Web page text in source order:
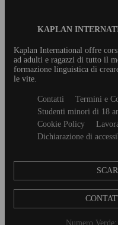
KAPLAN
Kaplan International offre
ad adulti e ragazzi di tutto il
formazione linguistica di
le vite.
Secondary
Contatti
Termini e
Studenti minori di 18
Cookie Policy
Dichiarazione di
Numero Verde: